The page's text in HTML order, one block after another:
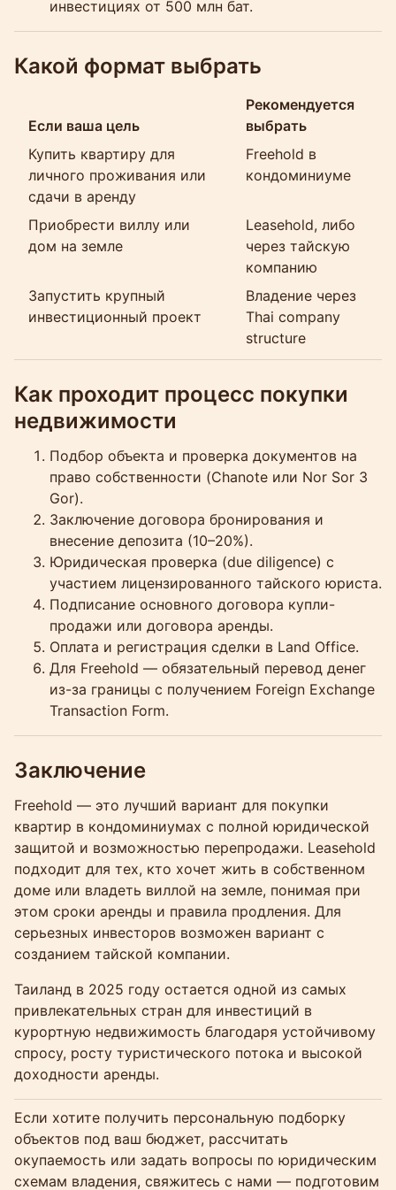
инвестициях от 500 млн бат.
Какой формат выбрать
Если ваша цель
Рекомендуется
выбрать
Купить квартиру для
личного проживания или
сдачи в аренду
Freehold в
кондоминиуме
Приобрести виллу или
дом на земле
Leasehold, либо
через тайскую
компанию
Запустить крупный
инвестиционный проект
Владение через
Thai company
structure
Как проходит процесс покупки
недвижимости
Подбор объекта и проверка документов на
право собственности (Chanote или Nor Sor 3
Gor).
Заключение договора бронирования и
внесение депозита (10–20%).
Юридическая проверка (due diligence) с
участием лицензированного тайского юриста.
Подписание основного договора купли-
продажи или договора аренды.
Оплата и регистрация сделки в Land Office.
Для Freehold — обязательный перевод денег
из-за границы с получением Foreign Exchange
Transaction Form.
Заключение
Freehold — это лучший вариант для покупки
квартир в кондоминиумах с полной юридической
защитой и возможностью перепродажи. Leasehold
подходит для тех, кто хочет жить в собственном
доме или владеть виллой на земле, понимая при
этом сроки аренды и правила продления. Для
серьезных инвесторов возможен вариант с
созданием тайской компании.
Таиланд в 2025 году остается одной из самых
привлекательных стран для инвестиций в
курортную недвижимость благодаря устойчивому
спросу, росту туристического потока и высокой
доходности аренды.
Если хотите получить персональную подборку
объектов под ваш бюджет, рассчитать
окупаемость или задать вопросы по юридическим
схемам владения, свяжитесь с нами — подготовим